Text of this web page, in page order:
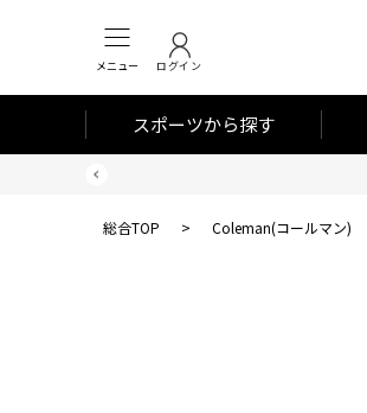
メニュー ログイン
スポーツから探す
総合TOP > Coleman(コールマン)